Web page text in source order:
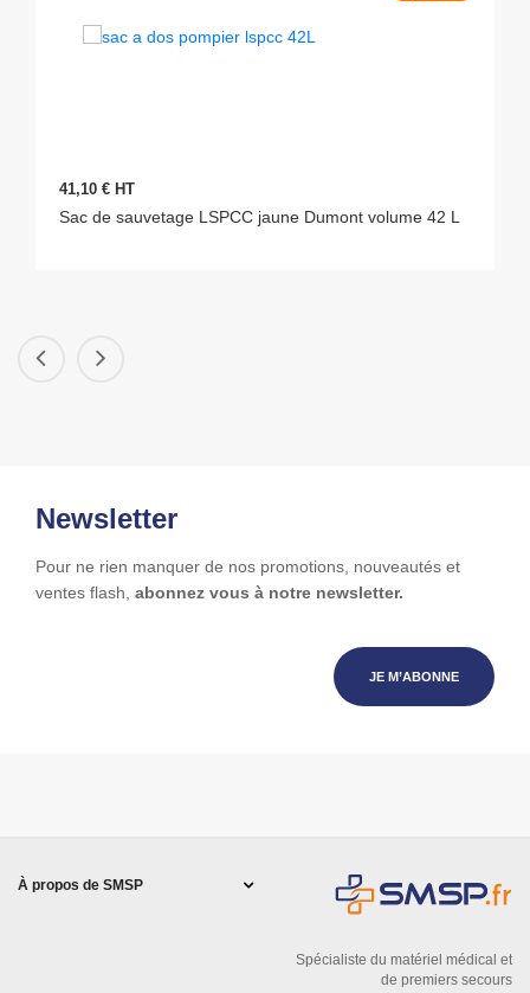
41,10 € HT
Sac de sauvetage LSPCC jaune Dumont volume 42 L
Newsletter
Pour ne rien manquer de nos promotions, nouveautés et
ventes flash, abonnez vous à notre newsletter.
JE M’ABONNE
À propos de SMSP
Spécialiste du matériel médical et
de premiers secours